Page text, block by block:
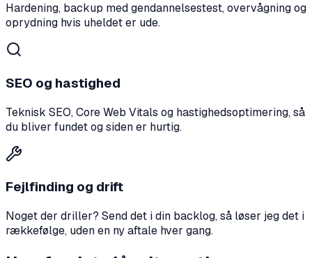
Hardening, backup med gendannelsestest, overvågning og
oprydning hvis uheldet er ude.
SEO og hastighed
Teknisk SEO, Core Web Vitals og hastighedsoptimering, så
du bliver fundet og siden er hurtig.
Fejlfinding og drift
Noget der driller? Send det i din backlog, så løser jeg det i
rækkefølge, uden en ny aftale hver gang.